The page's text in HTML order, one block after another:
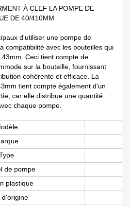
À CLEF LA POMPE DE
DE 40/410MM
d'utiliser une pompe de
compatibilité avec les bouteilles qui
Ceci tient compte de
sur la bouteille, fournissant
cohérente et efficace. La
tient compte également d'un
car elle distribue une quantité
chaque pompe.
de pompe
plastique
d'origine